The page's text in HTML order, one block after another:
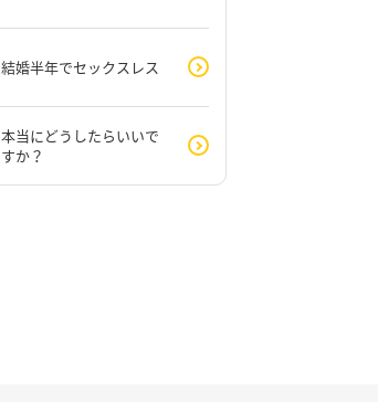
結婚半年でセックスレス
本当にどうしたらいいで
すか？